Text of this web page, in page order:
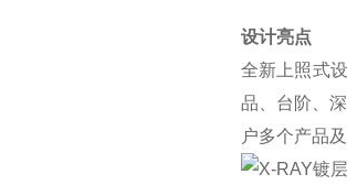
设计亮点
全新上照式
品、台阶、
户多个产品